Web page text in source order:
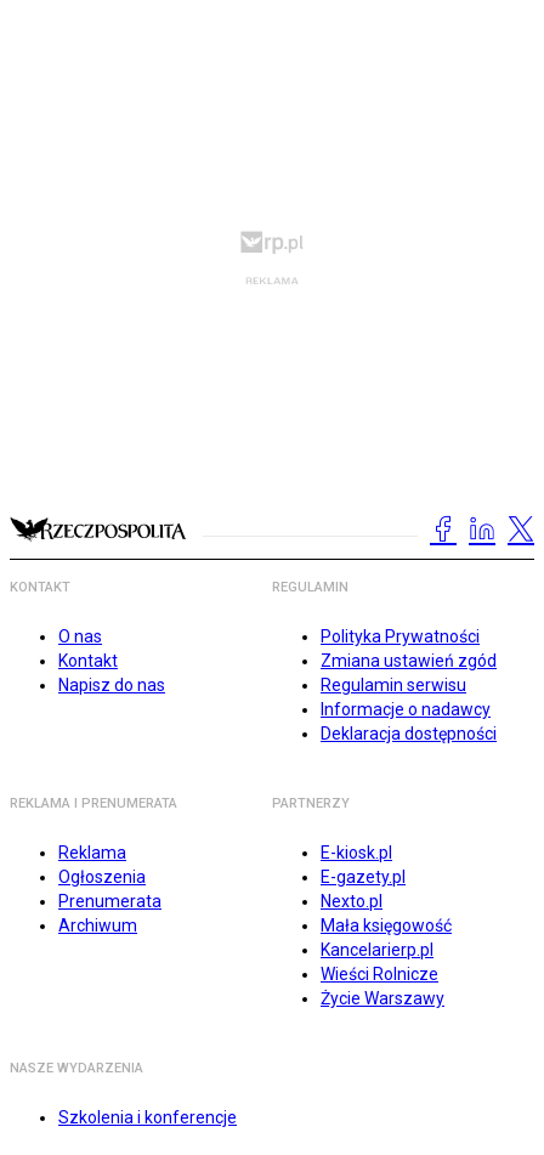
KONTAKT
O nas
Kontakt
Napisz do nas
REGULAMIN
Polityka Prywatności
Zmiana ustawień zgód
Regulamin serwisu
Informacje o nadawcy
Deklaracja dostępności
REKLAMA I PRENUMERATA
Reklama
Ogłoszenia
Prenumerata
Archiwum
PARTNERZY
E-kiosk.pl
E-gazety.pl
Nexto.pl
Mała księgowość
Kancelarierp.pl
Wieści Rolnicze
Życie Warszawy
NASZE WYDARZENIA
Szkolenia i konferencje